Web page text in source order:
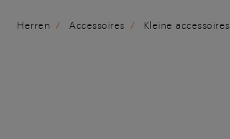
Herren Accessoires Kleine accessoires